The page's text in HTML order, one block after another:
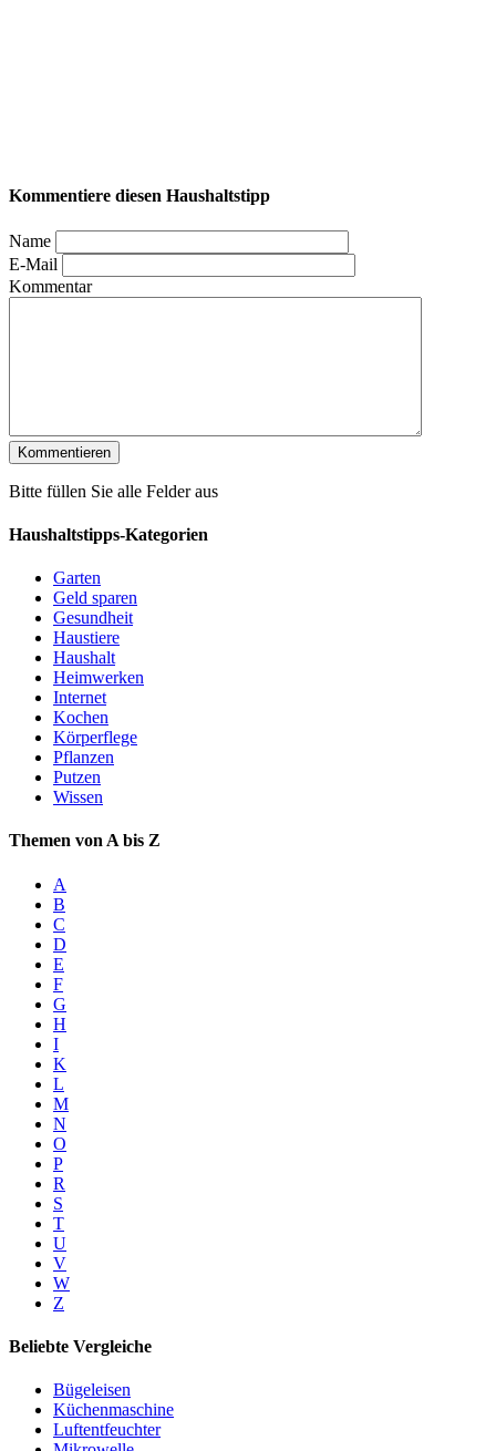
Kommentiere diesen Haushaltstipp
Name
E-Mail
Kommentar
Bitte füllen Sie alle Felder aus
Haushaltstipps-Kategorien
Garten
Geld sparen
Gesundheit
Haustiere
Haushalt
Heimwerken
Internet
Kochen
Körperflege
Pflanzen
Putzen
Wissen
Themen von A bis Z
A
B
C
D
E
F
G
H
I
K
L
M
N
O
P
R
S
T
U
V
W
Z
Beliebte Vergleiche
Bügeleisen
Küchenmaschine
Luftentfeuchter